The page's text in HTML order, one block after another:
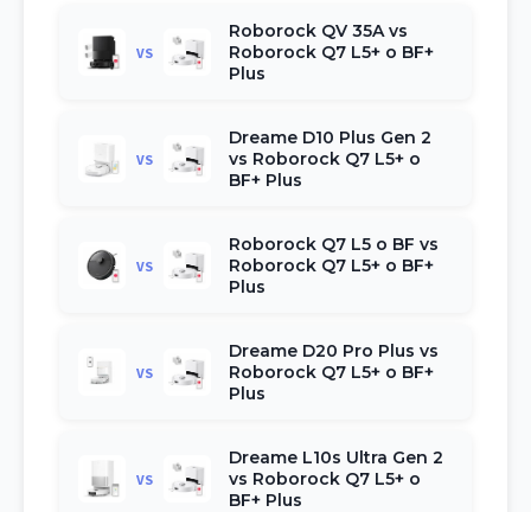
VS
Roborock QV 35A vs
Roborock Q7 L5+ o BF+
Plus
VS
Dreame D10 Plus Gen 2
vs Roborock Q7 L5+ o
BF+ Plus
VS
Roborock Q7 L5 o BF vs
Roborock Q7 L5+ o BF+
Plus
VS
Dreame D20 Pro Plus vs
Roborock Q7 L5+ o BF+
Plus
VS
Dreame L10s Ultra Gen 2
vs Roborock Q7 L5+ o
BF+ Plus